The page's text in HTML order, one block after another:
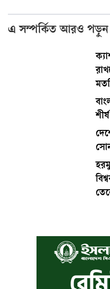
এ সম্পর্কিত আরও পড়ুন